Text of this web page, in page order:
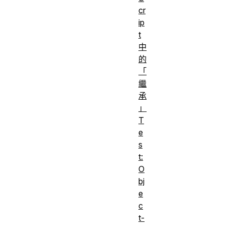
cr
ip
t
中
的
「
繼
承
」
T
e
s
t:
O
bj
e
c
t-